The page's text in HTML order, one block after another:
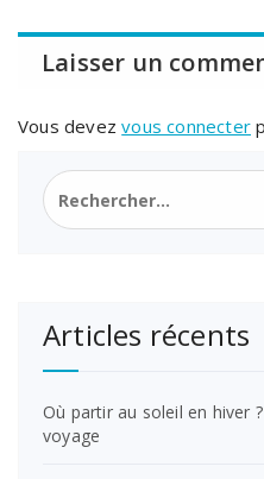
Laisser un
Vous devezvous connecter
Rechercher :
Articles récents
Où partir au soleil en hiver
voyage